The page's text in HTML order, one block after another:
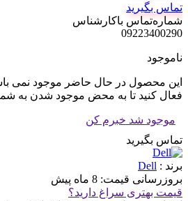
تماس بگیرید
شماره‌تماس‌ با‌کارشناس
09223400290
ناموجود
این محصول در حال حاضر موجود نمی
فعال کنید تا به محض موجود شدن به
موجود شد خبرم کن
تماس بگیرید
برند : Dell
بروزرسانی قیمت: 8 ماه پیش
قیمت بهتری سراغ دارید؟